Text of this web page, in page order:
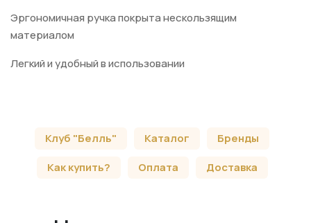
Эргономичная ручка покрыта нескользящим
материалом
Легкий и удобный в использовании
Клуб "Белль" Каталог
Бренды
Как купить?
Оплата Доставка